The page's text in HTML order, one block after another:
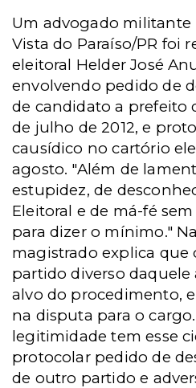
Um advogado militante
Vista do Paraíso/PR foi
eleitoral Helder José
envolvendo pedido de
de candidato a prefeito
de julho de 2012, e
causídico no cartório
agosto. "Além de
estupidez, de
Eleitoral e de má-fé
para dizer o mínimo."
magistrado explica que
partido diverso daquele
alvo do procedimento,
na disputa para o
legitimidade tem esse
protocolar pedido de
de outro partido e